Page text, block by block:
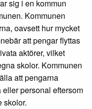
sig i en kommun
Kommunen
oavsett hur mycket
att pengar flyttas
aktörer, vilket
skolor. Kommunen
att pengarna
personal eftersom
skolor.